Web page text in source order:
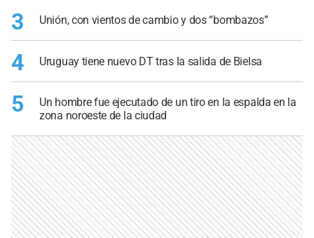
3 Unión, con vientos de cambio y dos “bombazos”
4 Uruguay tiene nuevo DT tras la salida de Bielsa
5
Un hombre fue ejecutado de un tiro en la espalda en la
zona noroeste de la ciudad